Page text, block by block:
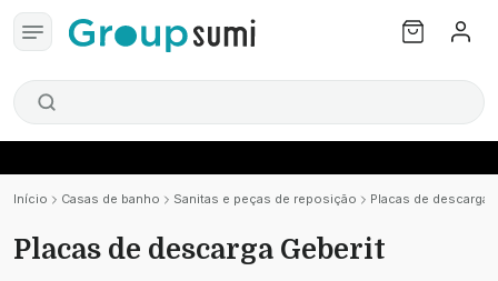
Início Casas de banho Sanitas e peças de reposição Placas de descarga
Placas de descarga Geberit